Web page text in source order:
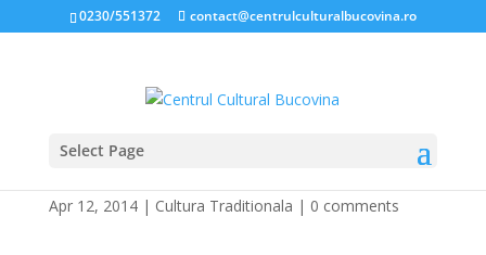
0230/551372 contact@centrulculturalbucovina.ro
Select Page
SPECTACOL DE FLORII
Apr 12, 2014| Cultura Traditionala | 0 comments